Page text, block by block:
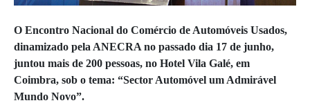
O Encontro Nacional do Comércio de Automóveis Usados,
dinamizado pela ANECRA no passado dia 17 de junho,
juntou mais de 200 pessoas, no Hotel Vila Galé, em
Coimbra, sob o tema: “Sector Automóvel um Admirável
Mundo Novo”.